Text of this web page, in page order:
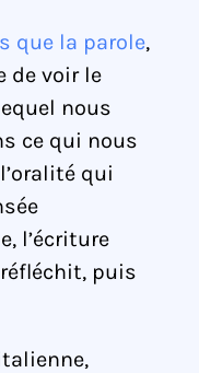
que la parole,
de voir le
nous
ce qui nous
qui
l’écriture
puis